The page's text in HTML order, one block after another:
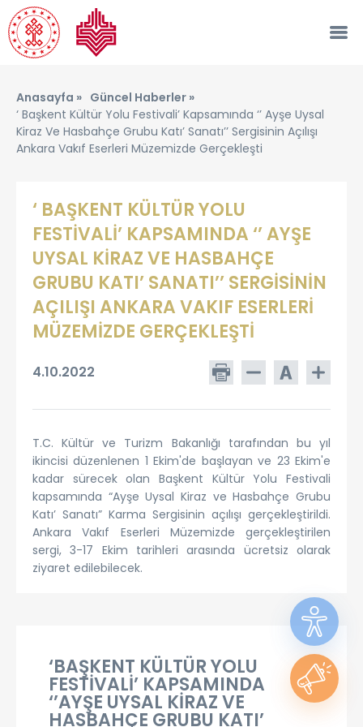
Anasayfa » Güncel Haberler »
‘ Başkent Kültür Yolu Festivali’ Kapsamında ‘’ Ayşe Uysal
Kiraz Ve Hasbahçe Grubu Katı’ Sanatı’’ Sergisinin Açılışı
Ankara Vakıf Eserleri Müzemizde Gerçekleşti
‘ BAŞKENT KÜLTÜR YOLU
FESTİVALİ’ KAPSAMINDA ‘’ AYŞE
UYSAL KİRAZ VE HASBAHÇE
GRUBU KATI’ SANATI’’ SERGİSİNİN
AÇILIŞI ANKARA VAKIF ESERLERİ
MÜZEMİZDE GERÇEKLEŞTİ
4.10.2022
T.C. Kültür ve Turizm Bakanlığı tarafından bu yıl
ikincisi düzenlenen 1 Ekim'de başlayan ve 23 Ekim'e
kadar sürecek olan Başkent Kültür Yolu Festivali
kapsamında “Ayşe Uysal Kiraz ve Hasbahçe Grubu
Katı’ Sanatı” Karma Sergisinin açılışı gerçekleştirildi.
Ankara Vakıf Eserleri Müzemizde gerçekleştirilen
sergi, 3-17 Ekim tarihleri arasında ücretsiz olarak
ziyaret edilebilecek.
‘BAŞKENT KÜLTÜR YOLU
FESTİVALİ’ KAPSAMINDA
‘’AYŞE UYSAL KİRAZ VE
HASBAHÇE GRUBU KATI’